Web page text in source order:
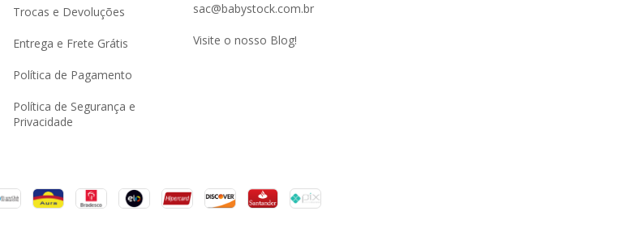
Trocas e Devoluções
Entrega e Frete Grátis
Política de Pagamento
Política de Segurança e
Privacidade
sac@babystock.com.br
Visite o nosso Blog!